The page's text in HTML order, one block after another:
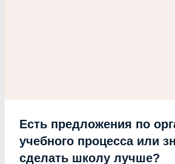
Есть предложения по
учебного процесса или
сделать школу лучше?